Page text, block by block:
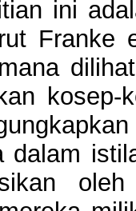
ini
Franke
dalam